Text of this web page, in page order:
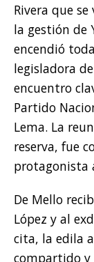
Rivera que
la gestión de
encendió
legisladora
encuentro
Partido
Lema. La
reserva, fue
protagonista
De Mello
López y al
cita, la edila
compartido y